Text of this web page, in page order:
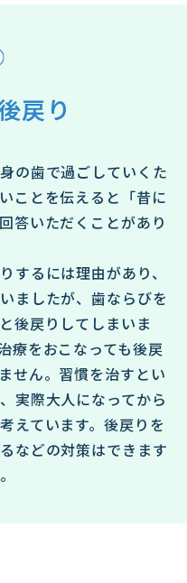
戻り
の歯で過ごしていくた
ことを伝えると「昔に
答いただくことがあり
するには理由があり、
ましたが、歯ならびを
後戻りしてしまいま
療をおこなっても後戻
せん。習慣を治すとい
実際大人になってから
えています。後戻りを
などの対策はできます